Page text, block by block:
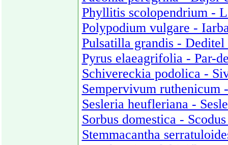
Phyllitis scolopendrium -
Polypodium vulgare -
Pulsatilla grandis - Deditel
Pyrus elaeagrifolia - Par-
Schivereckia podolica -
Sempervivum ruthenicum
Sesleria heufleriana -
Sorbus domestica -
Stemmacantha